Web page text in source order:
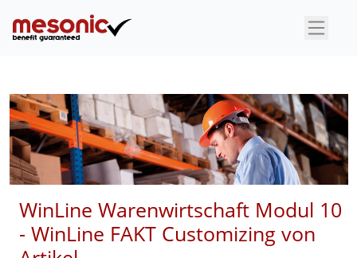
×
WinLine Warenwirtschaft Modul 10
- WinLine FAKT Customizing von